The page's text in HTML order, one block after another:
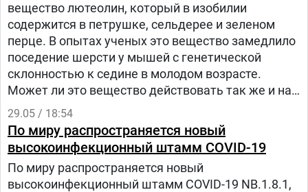
вещество лютеолин, который в изобилии
содержится в петрушке, сельдерее и зеленом
перце. В опытах ученых это вещество замедлило
поседение шерсти у мышей с генетической
склонностью к седине в молодом возрасте.
Может ли это вещество действовать так же и на
человека?
29.05 / 18:54
По миру распространяется новый
высокоинфекционный штамм COVID-19
По миру распространяется новый
высокоинфекционный штамм COVID-19 NB.1.8.1,